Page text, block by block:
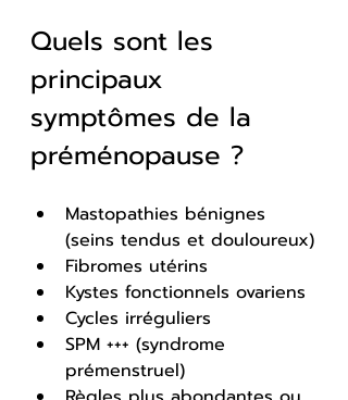
Quels sont les
principaux
symptômes de la
préménopause ?
Mastopathies bénignes
(seins tendus et douloureux)
Fibromes utérins
Kystes fonctionnels ovariens
Cycles irréguliers
SPM +++ (syndrome
prémenstruel)